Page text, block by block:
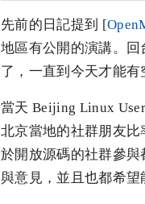
先前的日記提到 [
地區有公開的演講。
了，一直到今天才能有
當天 Beijing Linux
北京當地的社群朋友
於開放源碼的社群參
與意見，並且也都希望